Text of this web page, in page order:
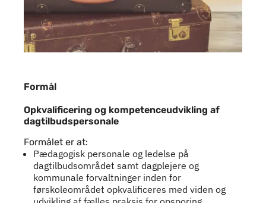
Formål
Opkvalificering og kompetenceudvikling af
dagtilbudspersonale
Formålet er at:
Pædagogisk personale og ledelse på
dagtilbudsområdet samt dagplejere og
kommunale forvaltninger inden for
førskoleområdet opkvalificeres med viden og